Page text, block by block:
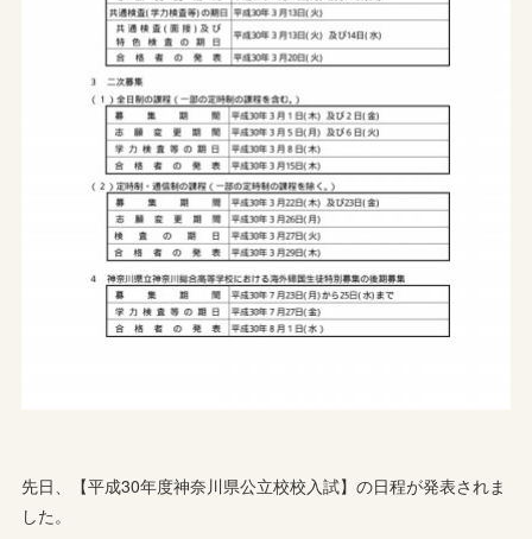
先日、【平成30年度神奈川県公立校校入試】の日程が発表されま
した。